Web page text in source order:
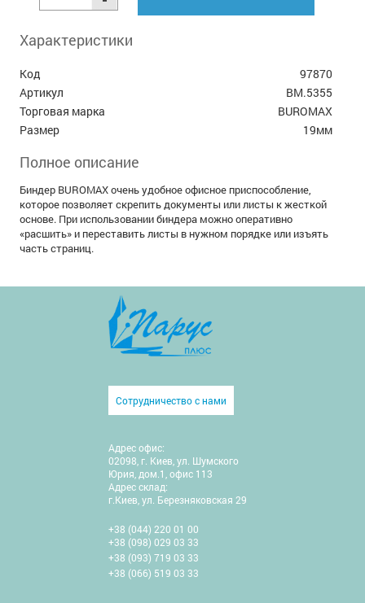
Характеристики
Код
97870
Артикул
BM.5355
Торговая марка
BUROMAX
Размер
19мм
Полное описание
Биндер BUROMAX очень удобное офисное приспособление,
которое позволяет скрепить документы или листы к жесткой
основе. При использовании биндера можно оперативно
«расшить» и переставить листы в нужном порядке или изъять
часть страниц.
Сотрудничество с нами
Адрес офис:
02098, г. Киев, ул. Шумского
Юрия, дом.1, офис 113
Адрес склад:
г.Киев, ул. Березняковская 29
+38 (044) 220 01 00
+38 (098) 029 03 33
+38 (093) 719 03 33
+38 (066) 519 03 33